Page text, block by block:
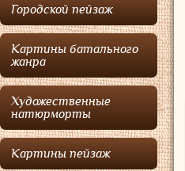
Городской пейзаж
Картины батального
жанра
Художественные
натюрморты
Картины пейзаж